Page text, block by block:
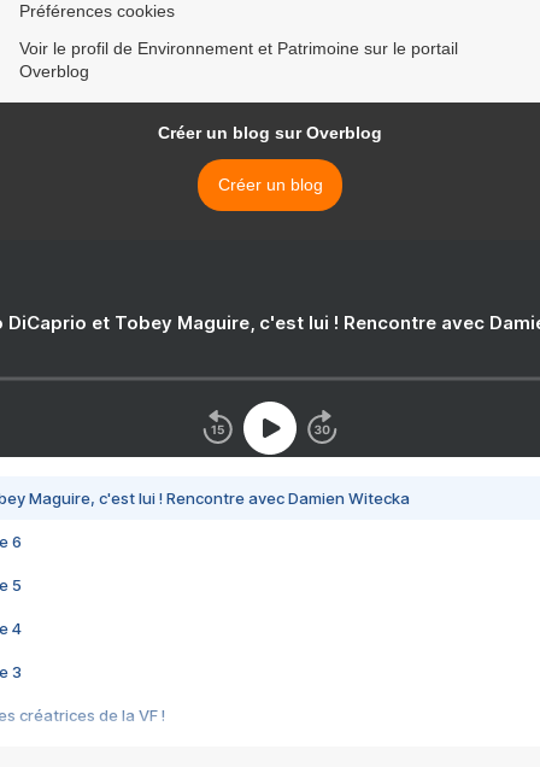
Préférences cookies
Voir le profil de Environnement et Patrimoine sur le portail
Overblog
Créer un blog sur Overblog
Créer un blog
DiCaprio et Tobey Maguire, c'est lui ! Rencontre avec
Maguire, c'est lui ! Rencontre avec Damien Witecka
6
5
4
3
créatrices de la VF !